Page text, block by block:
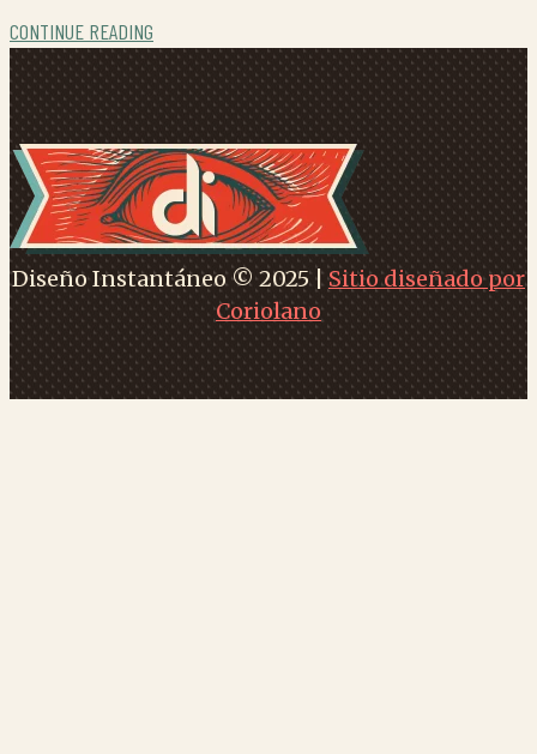
CONTINUE READING
Diseño Instantáneo © 2025 |Sitio diseñado por
Coriolano